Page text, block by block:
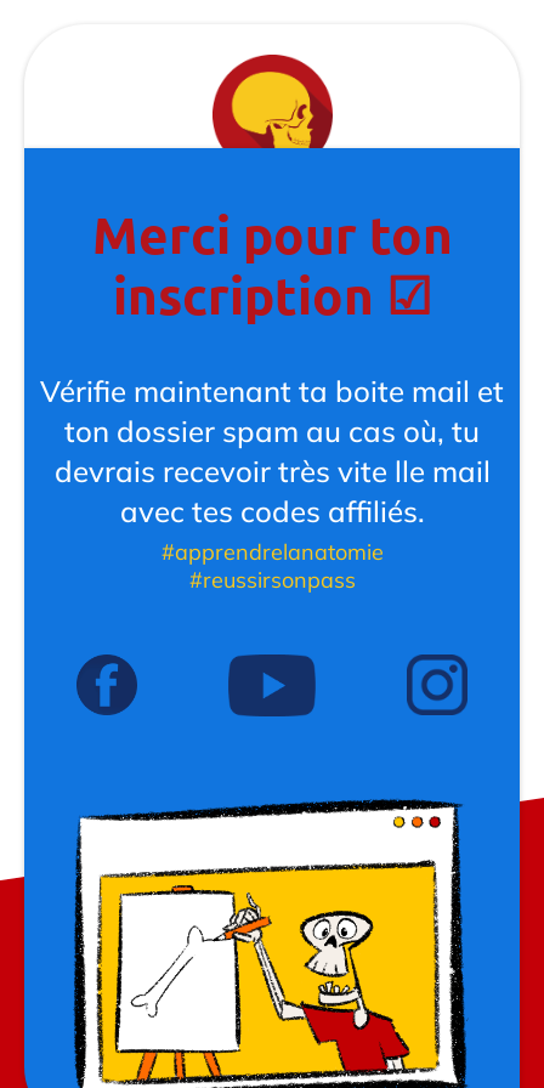
Merci pour ton
inscription ☑
Vérifie maintenant ta boite mail et
ton dossier spam au cas où, tu
devrais recevoir très vite lle mail
avec tes codes affiliés.
#apprendrelanatomie
#reussirsonpass